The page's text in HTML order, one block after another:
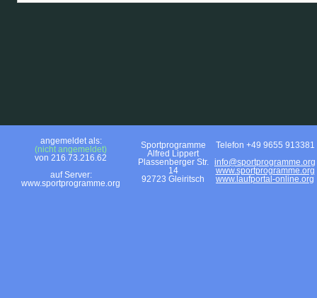
angemeldet als:
(nicht angemeldet)
von 216.73.216.62
auf Server:
www.sportprogramme.org
Sportprogramme
Alfred Lippert
Plassenberger Str.
14
92723 Gleiritsch
Telefon +49 9655 913381
info@sportprogramme.org
www.sportprogramme.org
www.laufportal-online.org